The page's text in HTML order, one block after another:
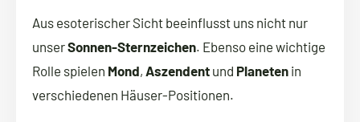
Aus esoterischer Sicht beeinflusst uns nicht nur
unserSonnen-Sternzeichen. Ebenso eine wichtige
Rolle spielen Mond, Aszendent und Planeten in
verschiedenen Häuser-Positionen.